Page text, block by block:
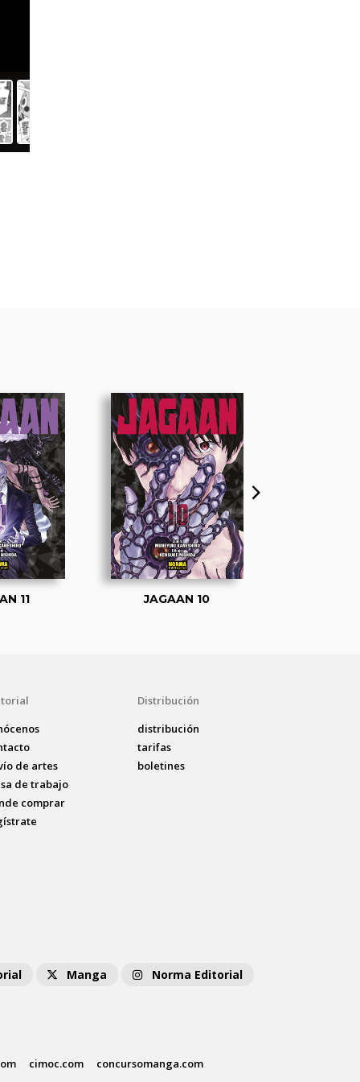
11 JAGAAN 10
de artes
de trabajo
comprar
Distribución
distribución
tarifas
boletines
Manga
Norma Editorial
cimoc.com concursomanga.com